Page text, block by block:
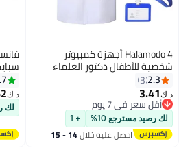
Halamodo 4 أجهزة كمبيوتر
شخصية للأطفال دكتور العلماء
مختبر زي مجموعة - معطف أبيض
مع ملحقات لعب الدور، معطف
مختبر للأولاد والبنات مثالية لحفلات
عيد ميلاد موضوع العلوم، تظاهر
اللعب، المسرحيات المدرسية
واللباس - هدية زي دائم 110 سم
2.3
3
د.ك‏3.41
أقل سعر في 7 يوم
أقل سعر في 7 يوم
لك رصيد مسترجع 10% + 1
احصل عليه خلال 14 - 15
د.ك‏
لك